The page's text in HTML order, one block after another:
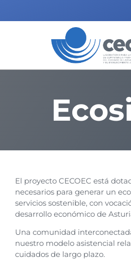
El proyecto CECOEC está
necesarios para generar un
servicios sostenible, con
desarrollo económico de
Una comunidad
nuestro modelo asistencial
cuidados de largo plazo.